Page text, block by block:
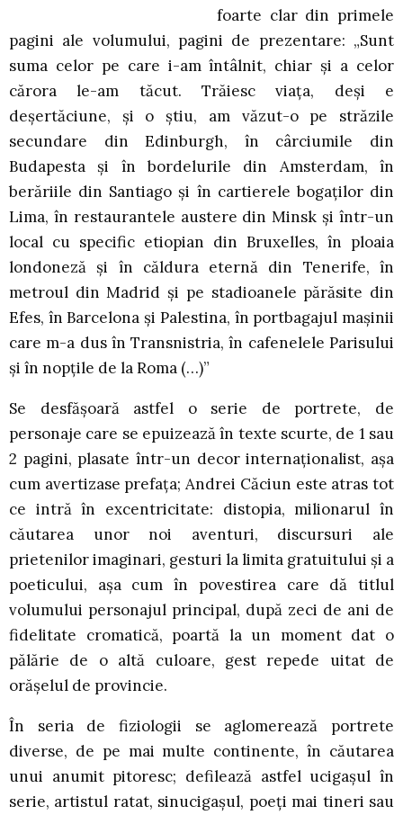
foarte clar din primele
pagini ale volumului, pagini de prezentare: „Sunt
suma celor pe care i-am întâlnit, chiar și a celor
cărora le-am tăcut. Trăiesc viața, deși e
deșertăciune, și o știu, am văzut-o pe străzile
secundare din Edinburgh, în cârciumile din
Budapesta și în bordelurile din Amsterdam, în
berăriile din Santiago și în cartierele bogaților din
Lima, în restaurantele austere din Minsk și într-un
local cu specific etiopian din Bruxelles, în ploaia
londoneză și în căldura eternă din Tenerife, în
metroul din Madrid și pe stadioanele părăsite din
Efes, în Barcelona și Palestina, în portbagajul mașinii
care m-a dus în Transnistria, în cafenelele Parisului
și în nopțile de la Roma (…)”
Se desfășoară astfel o serie de portrete, de
personaje care se epuizează în texte scurte, de 1 sau
2 pagini, plasate într-un decor internaționalist, așa
cum avertizase prefața; Andrei Căciun este atras tot
ce intră în excentricitate: distopia, milionarul în
căutarea unor noi aventuri, discursuri ale
prietenilor imaginari, gesturi la limita gratuitului și a
poeticului, așa cum în povestirea care dă titlul
volumului personajul principal, după zeci de ani de
fidelitate cromatică, poartă la un moment dat o
pălărie de o altă culoare, gest repede uitat de
orășelul de provincie.
În seria de fiziologii se aglomerează portrete
diverse, de pe mai multe continente, în căutarea
unui anumit pitoresc; defilează astfel ucigașul în
serie, artistul ratat, sinucigașul, poeți mai tineri sau